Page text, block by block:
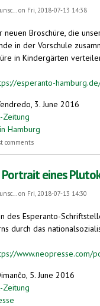
on Fri, 2018-07-13 14:38
neuen Broschüre, die
in der Vorschule
in Kindergärten
esperanto-
3. June 2016
Zeitung
Hamburg
über Esperanto für
comments
Portrait eines
on Fri, 2018-07-13 14:30
des Esperanto-
durch das
www.neopresse.com/
5. June 2016
Zeitung